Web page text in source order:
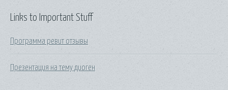
Links to Important Stuff
Программа ревит отзывы
Презентация на тему диоген